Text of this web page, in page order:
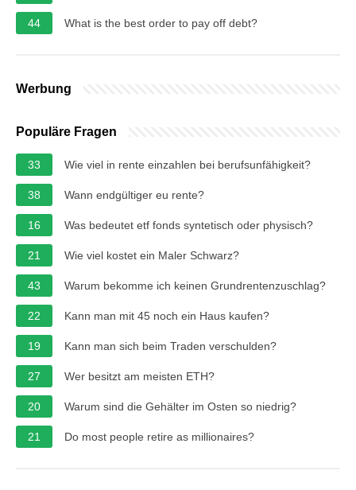
44 What is the best order to pay off debt?
Werbung
Populäre Fragen
33 Wie viel in rente einzahlen bei berufsunfähigkeit?
38 Wann endgültiger eu rente?
16 Was bedeutet etf fonds syntetisch oder physisch?
21 Wie viel kostet ein Maler Schwarz?
43 Warum bekomme ich keinen Grundrentenzuschlag?
22 Kann man mit 45 noch ein Haus kaufen?
19 Kann man sich beim Traden verschulden?
27 Wer besitzt am meisten ETH?
20 Warum sind die Gehälter im Osten so niedrig?
21 Do most people retire as millionaires?